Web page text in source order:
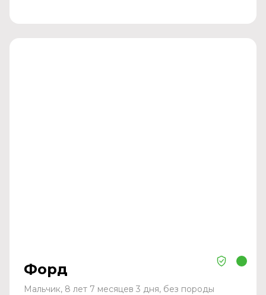
Форд
Мальчик, 8 лет 7 месяцев 3 дня, без породы